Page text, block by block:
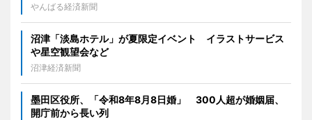
やんばる経済新聞
沼津「淡島ホテル」が夏限定イベント イラストサービス
や星空観望会など
沼津経済新聞
墨田区役所、「令和8年8月8日婚」 300人超が婚姻届、
開庁前から長い列